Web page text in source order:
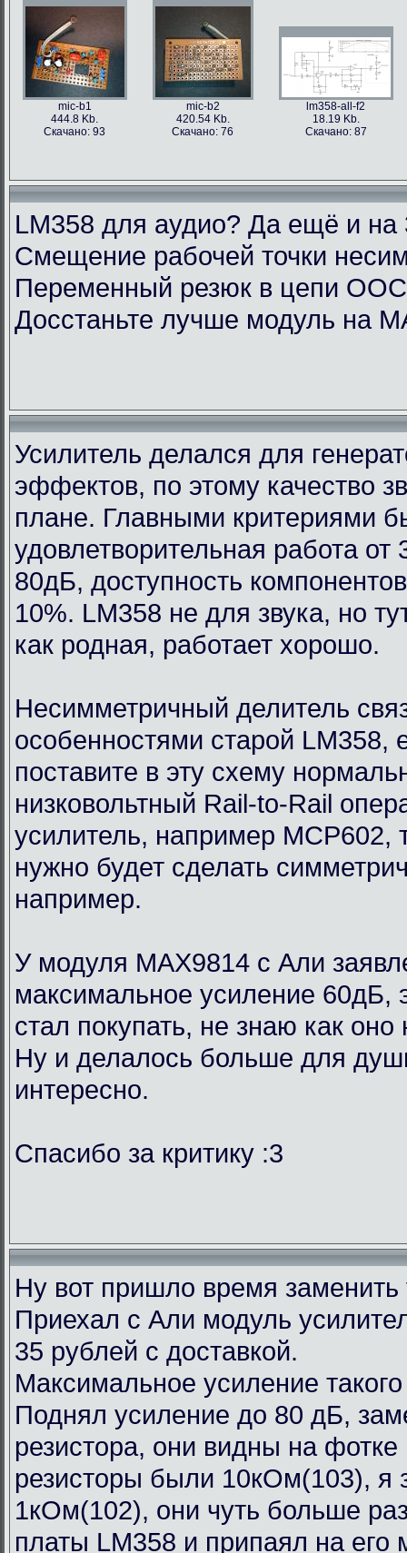
mic-b1
444.8 Kb.
Скачано: 93
mic-b2
420.54 Kb.
Скачано: 76
lm358-all-f2
18.19 Kb.
Скачано: 87
LM358 для аудио? Да ещё и на
Смещение рабочей точки
Переменный резюк в цепи
Досстаньте лучше модуль на
Усилитель делался для
эффектов, по этому качество
плане. Главными критериями
удовлетворительная работа
80дБ, доступность
10%. LM358 не для звука, но
как родная, работает хорошо.
Несимметричный делитель
особенностями старой LM358,
поставите в эту схему
низковольтный Rail-to-Rail
усилитель, например MCP602,
нужно будет сделать
например.
У модуля MAX9814 с Али
максимальное усиление 60дБ,
стал покупать, не знаю как
Ну и делалось больше для
интересно.
Спасибо за критику :3
Ну вот пришло время
Приехал с Али модуль
35 рублей с доставкой.
Максимальное усиление
Поднял усиление до 80 дБ,
резистора, они видны на
резисторы были 10кОм(103), я
1кОм(102), они чуть больше
платы LM358 и припаял на его